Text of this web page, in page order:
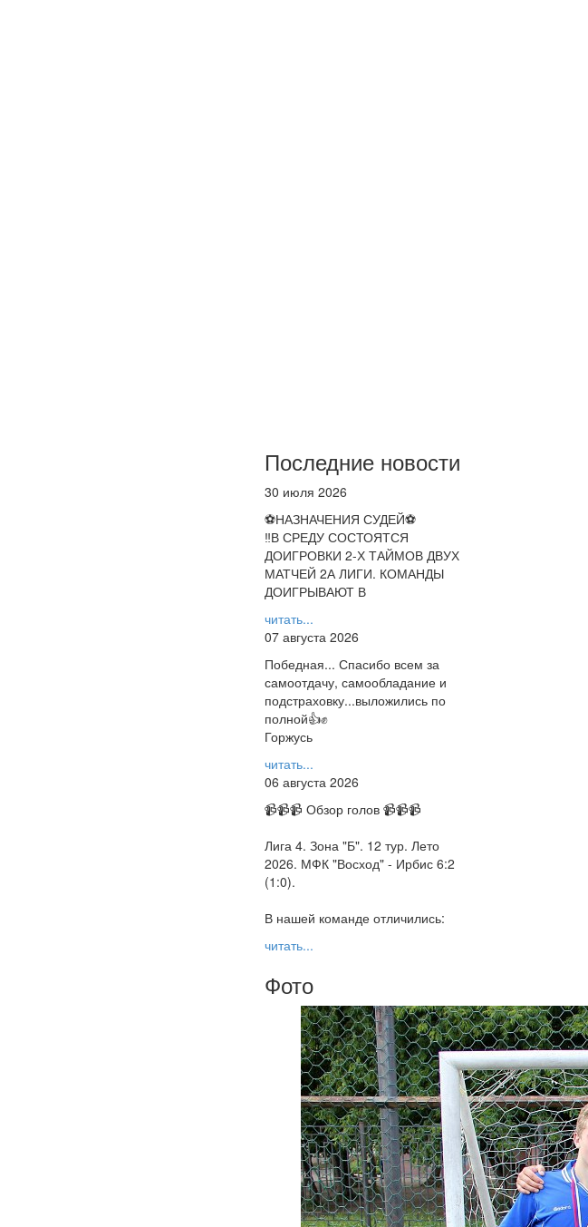
Последние новости
30 июля 2026
⚽НАЗНАЧЕНИЯ СУДЕЙ⚽
‼В СРЕДУ СОСТОЯТСЯ
ДОИГРОВКИ 2-Х ТАЙМОВ ДВУХ
МАТЧЕЙ 2А ЛИГИ. КОМАНДЫ
ДОИГРЫВАЮТ В
читать...
07 августа 2026
Победная... Спасибо всем за
самоотдачу, самообладание и
подстраховку...выложились по
полной👍✊
Горжусь
читать...
06 августа 2026
📹📹📹 Обзор голов 📹📹📹
Лига 4. Зона "Б". 12 тур. Лето
2026. МФК "Восход" - Ирбис 6:2
(1:0).
В нашей команде отличились:
читать...
Фото